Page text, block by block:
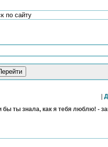
ты знала, как я тебя люблю! -